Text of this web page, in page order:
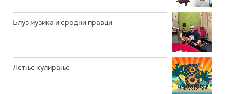
Блуз музика и сродни правци
Летње кулирање